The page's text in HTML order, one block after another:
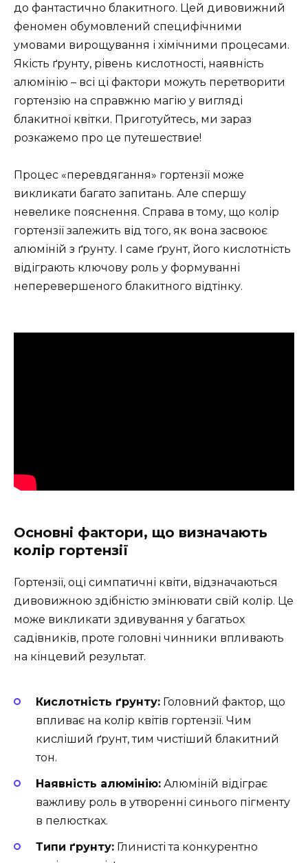
до фантастично блакитного. Цей дивовижний
феномен обумовлений специфічними
умовами вирощування і хімічними процесами.
Якість ґрунту, рівень кислотності, наявність
алюмінію – всі ці фактори можуть перетворити
гортензію на справжню магію у вигляді
блакитної квітки. Приготуйтесь, ми зараз
розкажемо про це путешествие!
Процес «перевдягання» гортензії може
викликати багато запитань. Але спершу
невелике пояснення. Справа в тому, що колір
гортензії залежить від того, як вона засвоює
алюміній з ґрунту. І саме ґрунт, його кислотність
відіграють ключову роль у формуванні
неперевершеного блакитного відтінку.
Основні фактори, що визначають
колір гортензії
Гортензії, оці симпатичні квіти, відзначаються
дивовижною здібністю змінювати свій колір. Це
може викликати здивування у багатьох
садівників, проте головні чинники впливають
на кінцевий результат.
Кислотність ґрунту: Головний фактор, що
впливає на колір квітів гортензії. Чим
кисліший ґрунт, тим чистіший блакитний
тон.
Наявність алюмінію: Алюміній відіграє
важливу роль в утворенні синього пігменту
в пелюстках.
Типи ґрунту: Глинисті та конкурентно